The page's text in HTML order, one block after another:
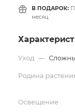
В ПОДАРОК:
месяц
Уход —
Родина
Освещение